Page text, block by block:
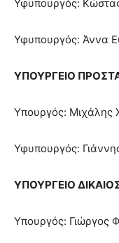
Υφυπουργός:
Υφυπουργός: Άννα
ΥΠΟΥΡΓΕΙΟ
Υπουργός: Μιχάλης
Υφυπουργός:
ΥΠΟΥΡΓΕΙΟ
Υπουργός: Γιώργος